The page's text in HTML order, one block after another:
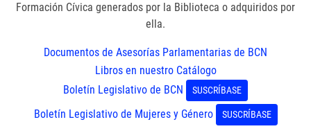
Formación Cívica generados por la Biblioteca o adquiridos por
ella.
Documentos de Asesorías Parlamentarias de BCN
Libros en nuestro Catálogo
Boletín Legislativo de BCN
SUSCRÍBASE
Boletín Legislativo de Mujeres y Género SUSCRÍBASE